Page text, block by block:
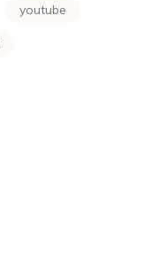
youtube